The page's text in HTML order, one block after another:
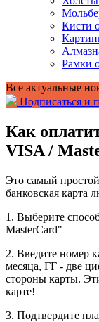
Кисти
Рамки
Все актуальные
Подписаться и
Как
VISA /
Это самый
банковская карта
1. Выберите
MasterCard"
2. Введите номер
месяца, ГГ - две
стороны карты.
карте!
3. Подтвердите